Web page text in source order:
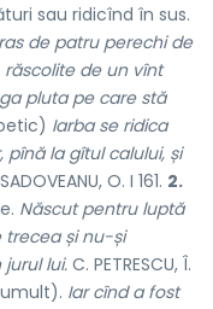
sau ridicînd în sus.
de patru perechi de
răscolite de un vînt
pluta pe care stă
Iarba se ridica
la gîtul calului, și
SADOVEANU, O. I 161. 2.
Născut pentru luptă
trecea și nu-și
lui. C. PETRESCU, Î.
Iar cînd a fost